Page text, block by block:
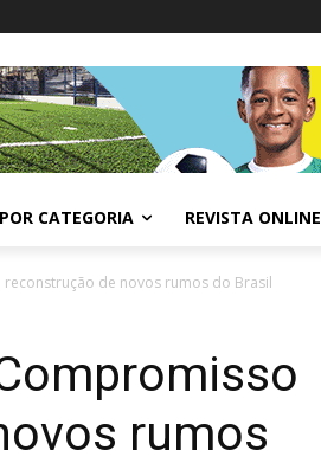
POR CATEGORIA REVISTA ONLINE
de novos rumos do Brasil
rumos